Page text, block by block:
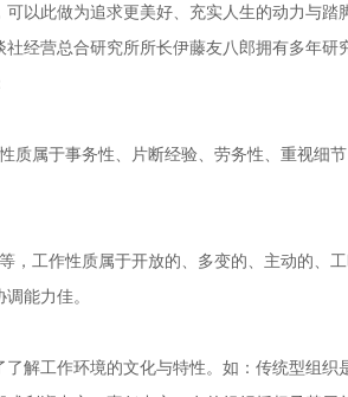
此做为追求更美好、充实人生的动力与踏
经营总合研究所所长伊藤友八郎拥有多年
属于事务性、片断经验、劳务性、重视细
工作性质属于开放的、多变的、主动的、
能力佳。
工作环境的文化与特性。如：传统型组织